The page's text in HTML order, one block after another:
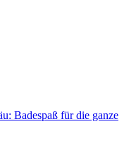
Badespaß für die ganze